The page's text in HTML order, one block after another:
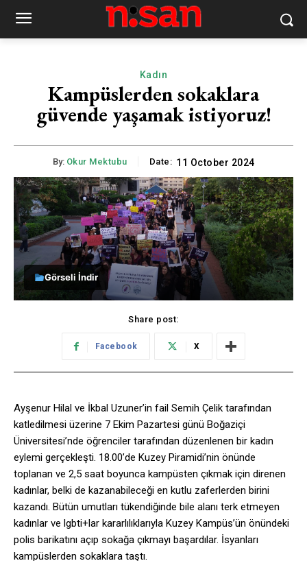
Kadın
Kampüslerden sokaklara
güvende yaşamak istiyoruz!
By: Okur Mektubu Date: 11 October 2024
Görseli İndir
Share post:
Facebook X
Ayşenur Hilal ve İkbal Uzuner’in fail Semih Çelik tarafından
katledilmesi üzerine 7 Ekim Pazartesi günü Boğaziçi
Üniversitesi’nde öğrenciler tarafından düzenlenen bir kadın
eylemi gerçekleşti. 18.00’de Kuzey Piramidi’nin önünde
toplanan ve 2,5 saat boyunca kampüsten çıkmak için direnen
kadınlar, belki de kazanabileceği en kutlu zaferlerden birini
kazandı. Bütün umutları tükendiğinde bile alanı terk etmeyen
kadınlar ve lgbti+lar kararlılıklarıyla Kuzey Kampüs’ün önündeki
polis barikatını açıp sokağa çıkmayı başardılar. İsyanları
kampüslerden sokaklara taştı.